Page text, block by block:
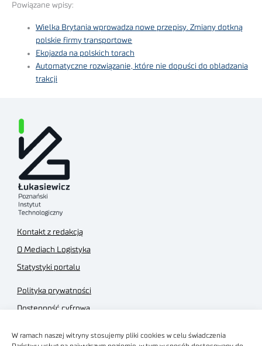
W ramach naszej witryny stosujemy pliki cookies w celu świadczenia
Powiązane wpisy:
Wielka Brytania wprowadza nowe przepisy. Zmiany dotkną
polskie firmy transportowe
Ekojazda na polskich torach
Automatyczne rozwiązanie, które nie dopuści do obladzania
trakcji
Kontakt z redakcją
O Mediach Logistyka
Statystyki portalu
Polityka prywatności
Dostępność cyfrowa
Regulamin sklepu